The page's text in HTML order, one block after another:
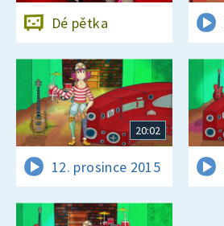
Dé pětka
20:02
12. prosince 2015